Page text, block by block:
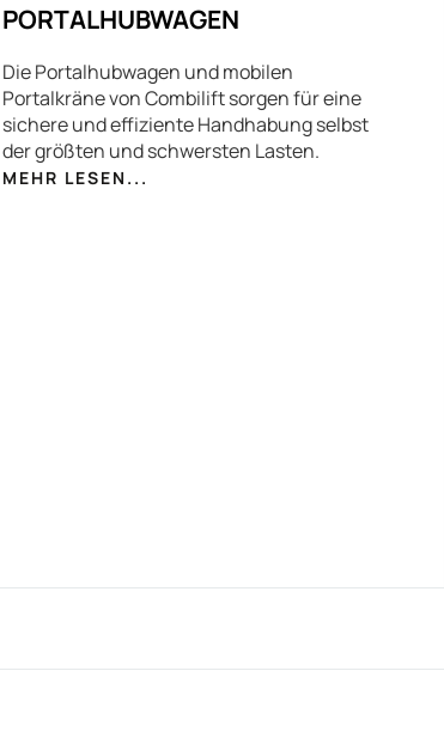
PORTALHUBWAGEN
Die Portalhubwagen und mobilen
Portalkräne von Combilift sorgen für eine
sichere und effiziente Handhabung selbst
der größten und schwersten Lasten.
MEHR LESEN...